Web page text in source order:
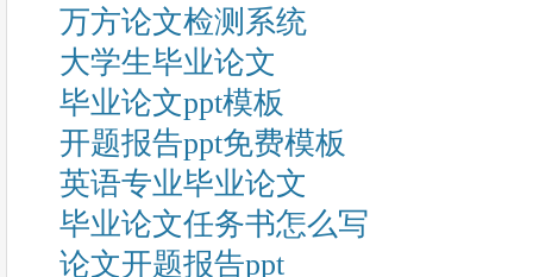
万方论文检测系统
大学生毕业论文
毕业论文ppt模板
开题报告ppt免费模板
英语专业毕业论文
毕业论文任务书怎么写
论文开题报告ppt